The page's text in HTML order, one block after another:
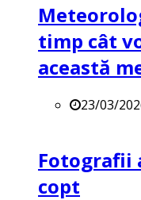
timp cât
această
23/03/
Fotografii
copt